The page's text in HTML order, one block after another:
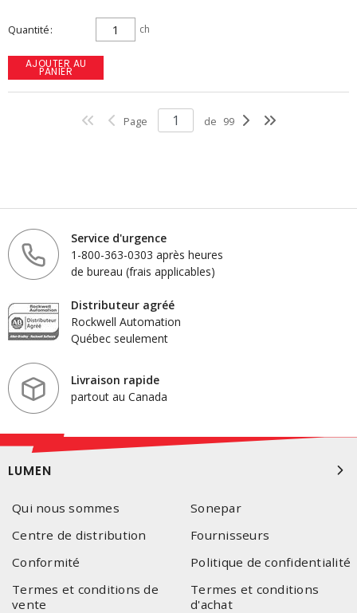
Quantité ch
AJOUTER AU
PANIER
Page de 99
Service d'urgence
1-800-363-0303 après heures
de bureau (frais applicables)
Distributeur agréé
Rockwell Automation
Québec seulement
Livraison rapide
partout au Canada
LUMEN
Qui nous sommes
Sonepar
Centre de distribution
Fournisseurs
Conformité
Politique de confidentialité
Termes et conditions de
vente
Termes et conditions
d'achat